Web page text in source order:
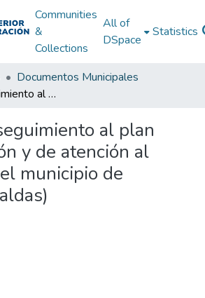
Communities
&
Collections
All of
DSpace
Statistics
Documentos Municipales
Informe de seguimiento al plan anticorrupción y de atención al ciudadano del municipio de Anserma (Caldas)
al plan
y de atención al
municipio de